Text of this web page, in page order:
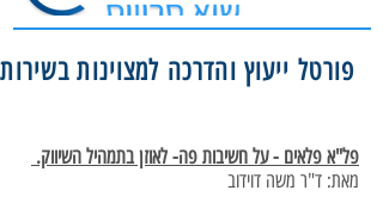
פורטל ייעוץ והדרכה למצוינות בשירות
פל"א פלאים - על חשיבות פה- לאוזן בתמהיל השיווק.
מאת: ד"ר משה דוידוב